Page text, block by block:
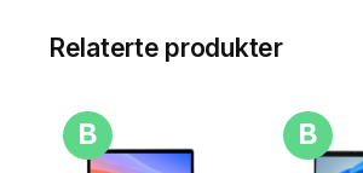
Relaterte produkter
B B